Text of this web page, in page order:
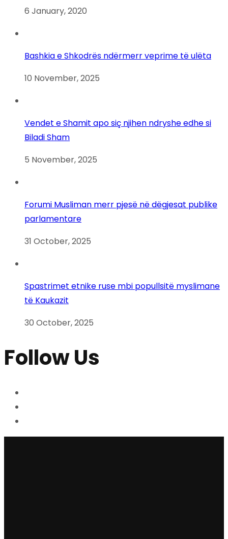
6 January, 2020
Bashkia e Shkodrës ndërmerr veprime të ulëta
10 November, 2025
Vendet e Shamit apo siç njihen ndryshe edhe si
Biladi Sham
5 November, 2025
Forumi Musliman merr pjesë në dëgjesat publike
parlamentare
31 October, 2025
Spastrimet etnike ruse mbi popullsitë myslimane
të Kaukazit
30 October, 2025
Follow Us